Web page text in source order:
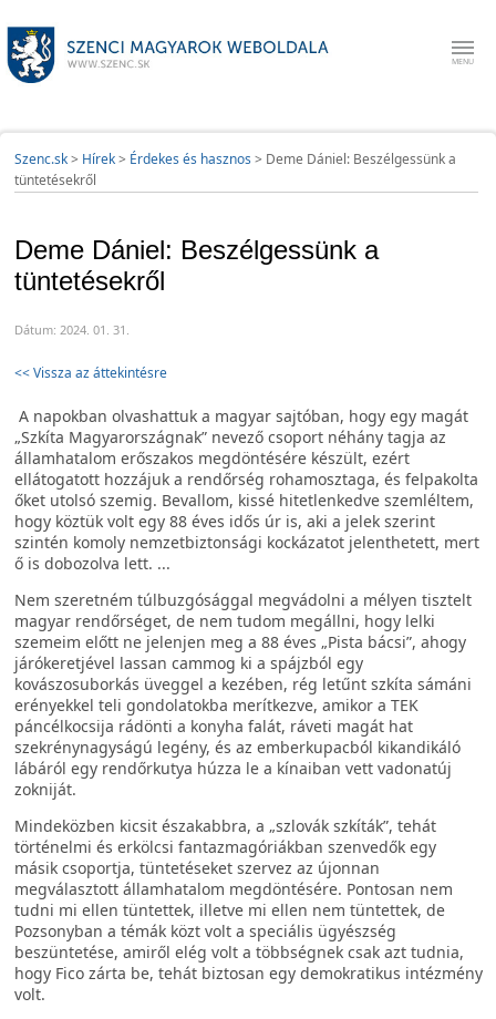
Szenc.sk> Hírek> Érdekes és hasznos > Deme Dániel: Beszélgessünk a
tüntetésekről
Deme Dániel: Beszélgessünk a
tüntetésekről
Dátum: 2024. 01. 31.
<< Vissza az áttekintésre
A napokban olvashattuk a magyar sajtóban, hogy egy magát
„Szkíta Magyarországnak” nevező csoport néhány tagja az
államhatalom erőszakos megdöntésére készült, ezért
ellátogatott hozzájuk a rendőrség rohamosztaga, és felpakolta
őket utolsó szemig. Bevallom, kissé hitetlenkedve szemléltem,
hogy köztük volt egy 88 éves idős úr is, aki a jelek szerint
szintén komoly nemzetbiztonsági kockázatot jelenthetett, mert
ő is dobozolva lett. ...
Nem szeretném túlbuzgósággal megvádolni a mélyen tisztelt
magyar rendőrséget, de nem tudom megállni, hogy lelki
szemeim előtt ne jelenjen meg a 88 éves „Pista bácsi”, ahogy
járókeretjével lassan cammog ki a spájzból egy
kovászosuborkás üveggel a kezében, rég letűnt szkíta sámáni
erényekkel teli gondolatokba merítkezve, amikor a TEK
páncélkocsija rádönti a konyha falát, ráveti magát hat
szekrénynagyságú legény, és az emberkupacból kikandikáló
lábáról egy rendőrkutya húzza le a kínaiban vett vadonatúj
zokniját.
Mindeközben kicsit északabbra, a „szlovák szkíták”, tehát
történelmi és erkölcsi fantazmagóriákban szenvedők egy
másik csoportja, tüntetéseket szervez az újonnan
megválasztott államhatalom megdöntésére. Pontosan nem
tudni mi ellen tüntettek, illetve mi ellen nem tüntettek, de
Pozsonyban a témák közt volt a speciális ügyészség
beszüntetése, amiről elég volt a többségnek csak azt tudnia,
hogy Fico zárta be, tehát biztosan egy demokratikus intézmény
volt.